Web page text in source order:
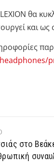
θα
και
στο